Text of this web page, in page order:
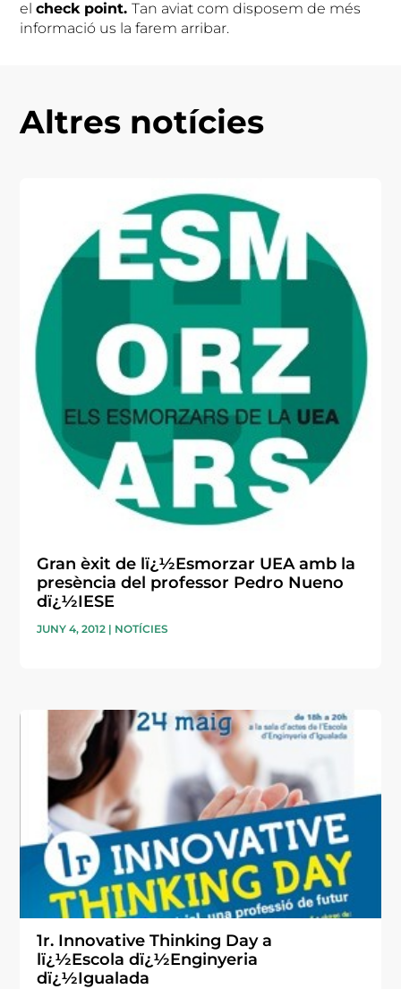
elcheck point.Tan aviat com disposem de més
informació us la farem arribar.
Altres notícies
Gran èxit de lï¿½Esmorzar UEA amb la
presència del professor Pedro Nueno
dï¿½IESE
JUNY 4, 2012 | NOTÍCIES
1r. Innovative Thinking Day a
lï¿½Escola dï¿½Enginyeria
dï¿½Igualada